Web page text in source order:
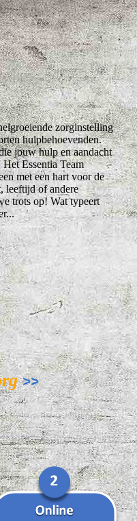
zorginstelling
hulpbehoevenden.
jouw hulp en aandacht
Essentia Team
met een hart voor de
leeftijd of andere
trots op! Wat typeert
>>